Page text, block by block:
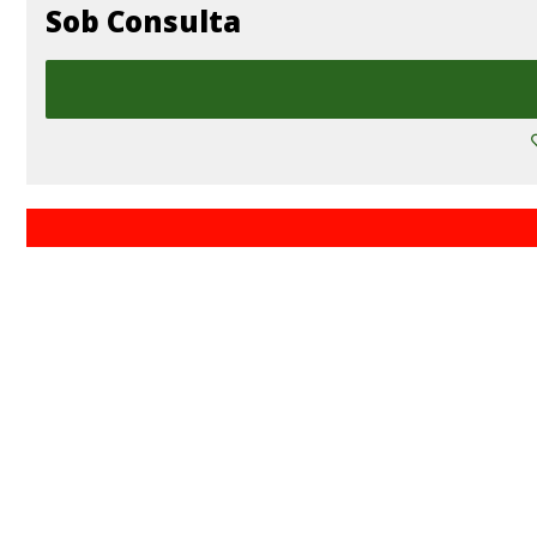
Sob Consulta